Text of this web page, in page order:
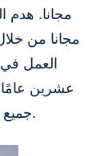
مجانا. هدم
مجانا من
العمل في
عشرين
جميع أنحاء المملكة العربية السعودية.